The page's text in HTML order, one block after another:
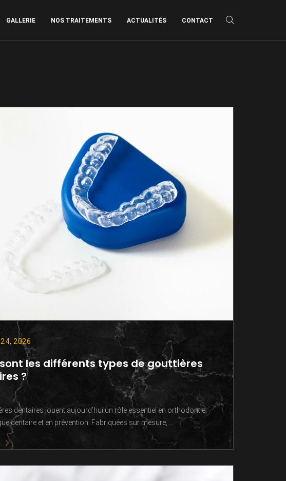
GALLERIE NOS TRAITEMENTS ACTUALITÉS CONTACT
2026
les différents types de gouttières
?
dentaires jouent aujourd’hui un rôle essentiel en orthodontie,
dentaire et en prévention. Fabriquées sur mesure, ...